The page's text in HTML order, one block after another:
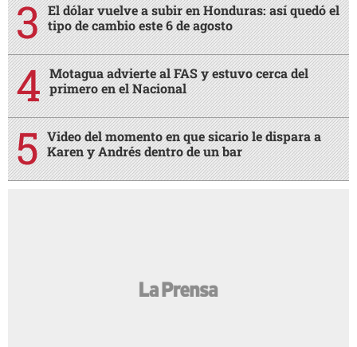
El dólar vuelve a subir en Honduras: así quedó el
tipo de cambio este 6 de agosto
Motagua advierte al FAS y estuvo cerca del
primero en el Nacional
Video del momento en que sicario le dispara a
Karen y Andrés dentro de un bar